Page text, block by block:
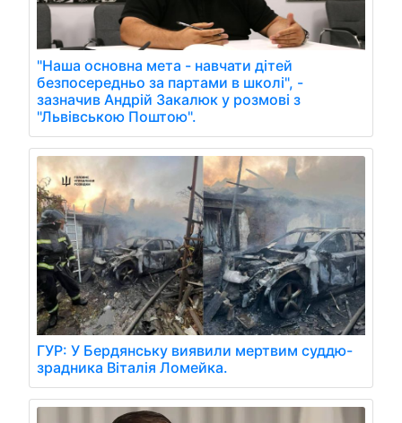
"Наша основна мета - навчати дітей
безпосередньо за партами в школі", -
зазначив Андрій Закалюк у розмові з
"Львівською Поштою".
ГУР: У Бердянську виявили мертвим суддю-
зрадника Віталія Ломейка.